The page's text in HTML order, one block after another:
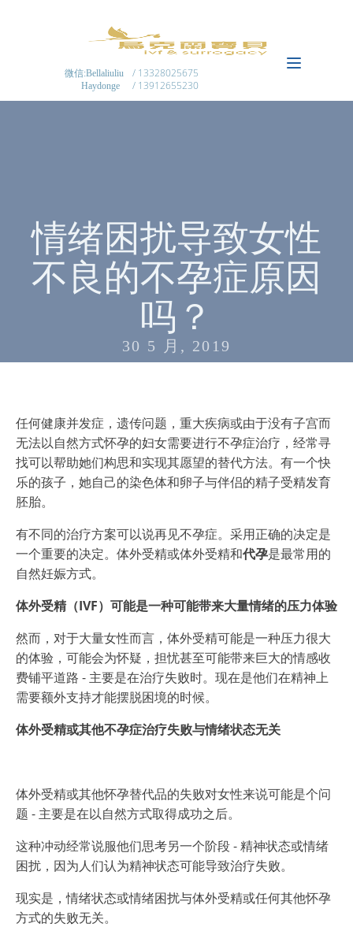
微信:Bellaliuliu
Haydonge
/ 13328025675
/ 13912655230
情绪困扰导致女性
不良的不孕症原因
吗？
30 5 月, 2019
任何健康并发症，遗传问题，重大疾病或由于没有子宫而
无法以自然方式怀孕的妇女需要进行不孕症治疗，经常寻
找可以帮助她们构思和实现其愿望的替代方法。有一个快
乐的孩子，她自己的染色体和卵子与伴侣的精子受精发育
胚胎。
有不同的治疗方案可以说再见不孕症。采用正确的决定是
一个重要的决定。体外受精或体外受精和代孕是最常用的
自然妊娠方式。
体外受精（IVF）可能是一种可能带来大量情绪的压力体验
然而，对于大量女性而言，体外受精可能是一种压力很大
的体验，可能会为怀疑，担忧甚至可能带来巨大的情感收
费铺平道路 - 主要是在治疗失败时。现在是他们在精神上
需要额外支持才能摆脱困境的时候。
体外受精或其他不孕症治疗失败与情绪状态无关
体外受精或其他怀孕替代品的失败对女性来说可能是个问
题 - 主要是在以自然方式取得成功之后。
这种冲动经常说服他们思考另一个阶段 - 精神状态或情绪
困扰，因为人们认为精神状态可能导致治疗失败。
现实是，情绪状态或情绪困扰与体外受精或任何其他怀孕
方式的失败无关。